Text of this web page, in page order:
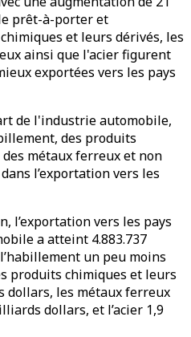
prêt-à-porter et
et leurs dérivés, les
ainsi que l'acier figurent
exportées vers les pays
de l'industrie automobile,
des produits
métaux ferreux et non
l’exportation vers les
l’exportation vers les pays
a atteint 4.883.737
un peu moins
produits chimiques et leurs
dollars, les métaux ferreux
dollars, et l’acier 1,9